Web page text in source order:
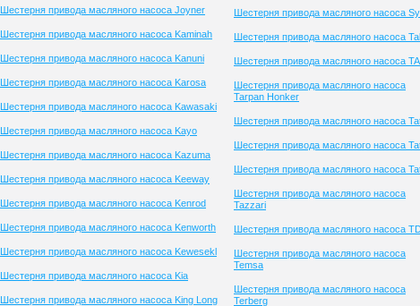
Шестерня привода масляного насоса Joyner
Шестерня привода масляного насоса Kaminah
Шестерня привода масляного насоса Kanuni
Шестерня привода масляного насоса Karosa
Шестерня привода масляного насоса Kawasaki
Шестерня привода масляного насоса Kayo
Шестерня привода масляного насоса Kazuma
Шестерня привода масляного насоса Keeway
Шестерня привода масляного насоса Kenrod
Шестерня привода масляного насоса Kenworth
Шестерня привода масляного насоса Kewesekl
Шестерня привода масляного насоса Kia
Шестерня привода масляного насоса King Long
Шестерня привода масляного насоса
Шестерня привода масляного насоса
Шестерня привода масляного насоса
Шестерня привода масляного насоса
Tarpan Honker
Шестерня привода масляного насоса
Шестерня привода масляного насоса
Шестерня привода масляного насоса
Шестерня привода масляного насоса
Tazzari
Шестерня привода масляного насоса
Шестерня привода масляного насоса
Temsa
Шестерня привода масляного насоса
Terberg